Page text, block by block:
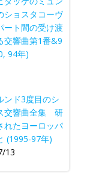
ショスタコーヴ
ト間の受け渡
交響曲第1番&9
94年)
ンド3度目のシ
交響曲全集 研
れたヨーロッパ
(1995-97年)
13